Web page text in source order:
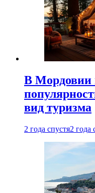
В Мордовии
вид туризма
2 года спустя2 года